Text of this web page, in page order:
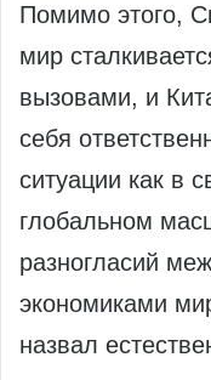
Помимо этого,
мир
вызовами, и
себя
ситуации как в
глобальном
разногласий
экономиками
назвал